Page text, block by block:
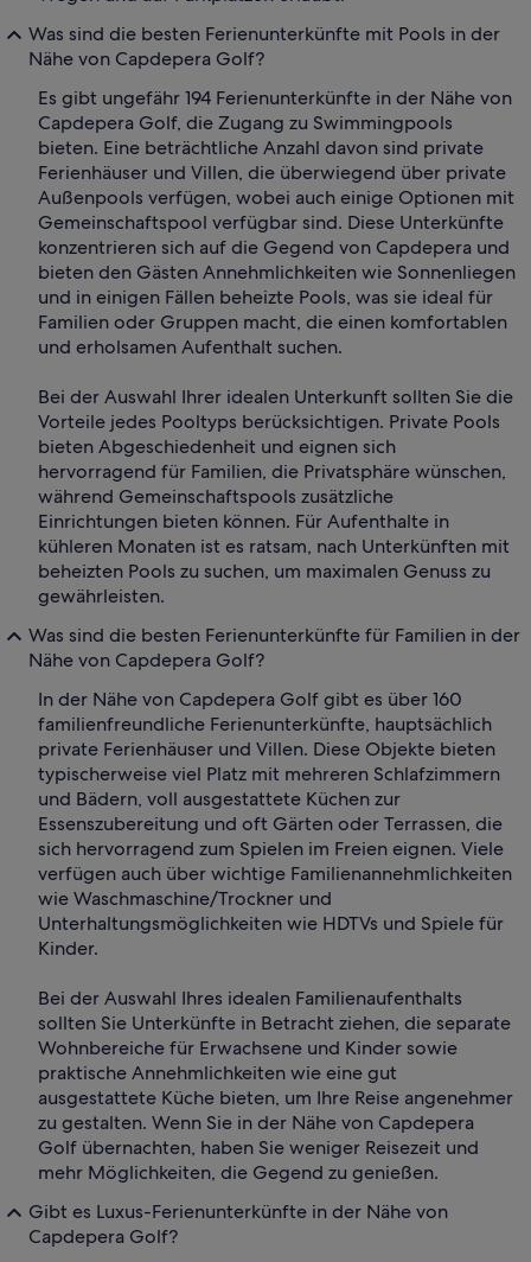
Was sind die besten Ferienunterkünfte mit Pools in der
Nähe von Capdepera Golf?
Es gibt ungefähr 194 Ferienunterkünfte in der Nähe von
Capdepera Golf, die Zugang zu Swimmingpools
bieten. Eine beträchtliche Anzahl davon sind private
Ferienhäuser und Villen, die überwiegend über private
Außenpools verfügen, wobei auch einige Optionen mit
Gemeinschaftspool verfügbar sind. Diese Unterkünfte
konzentrieren sich auf die Gegend von Capdepera und
bieten den Gästen Annehmlichkeiten wie Sonnenliegen
und in einigen Fällen beheizte Pools, was sie ideal für
Familien oder Gruppen macht, die einen komfortablen
und erholsamen Aufenthalt suchen.
Bei der Auswahl Ihrer idealen Unterkunft sollten Sie die
Vorteile jedes Pooltyps berücksichtigen. Private Pools
bieten Abgeschiedenheit und eignen sich
hervorragend für Familien, die Privatsphäre wünschen,
während Gemeinschaftspools zusätzliche
Einrichtungen bieten können. Für Aufenthalte in
kühleren Monaten ist es ratsam, nach Unterkünften mit
beheizten Pools zu suchen, um maximalen Genuss zu
gewährleisten.
Was sind die besten Ferienunterkünfte für Familien in der
Nähe von Capdepera Golf?
In der Nähe von Capdepera Golf gibt es über 160
familienfreundliche Ferienunterkünfte, hauptsächlich
private Ferienhäuser und Villen. Diese Objekte bieten
typischerweise viel Platz mit mehreren Schlafzimmern
und Bädern, voll ausgestattete Küchen zur
Essenszubereitung und oft Gärten oder Terrassen, die
sich hervorragend zum Spielen im Freien eignen. Viele
verfügen auch über wichtige Familienannehmlichkeiten
wie Waschmaschine/Trockner und
Unterhaltungsmöglichkeiten wie HDTVs und Spiele für
Kinder.
Bei der Auswahl Ihres idealen Familienaufenthalts
sollten Sie Unterkünfte in Betracht ziehen, die separate
Wohnbereiche für Erwachsene und Kinder sowie
praktische Annehmlichkeiten wie eine gut
ausgestattete Küche bieten, um Ihre Reise angenehmer
zu gestalten. Wenn Sie in der Nähe von Capdepera
Golf übernachten, haben Sie weniger Reisezeit und
mehr Möglichkeiten, die Gegend zu genießen.
Gibt es Luxus-Ferienunterkünfte in der Nähe von
Capdepera Golf?